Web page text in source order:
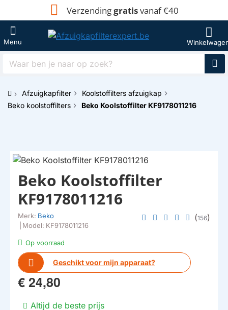
Verzendinggratisvanaf €40
Waar
naar
oph
Afzuigkapfilter
Koolstoffilters afzuigkap
Beko koolstoffilters
Beko Koolstoffilter KF9178011216
Op voorraad
Geschikt voor mijn apparaat?
Beko Koolstoffilter
KF9178011216
Merk: Beko
Model: KF9178011216
(156)
€ 24,80
Altijd de beste prijs